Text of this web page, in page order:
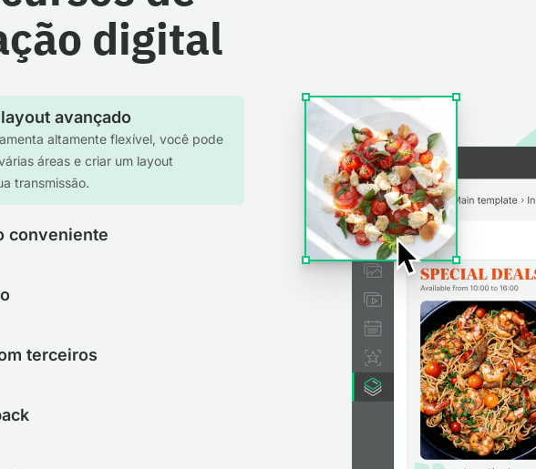
digital
avançado
altamente flexível, você pode
áreas e criar um layout
transmissão.
conveniente
terceiros